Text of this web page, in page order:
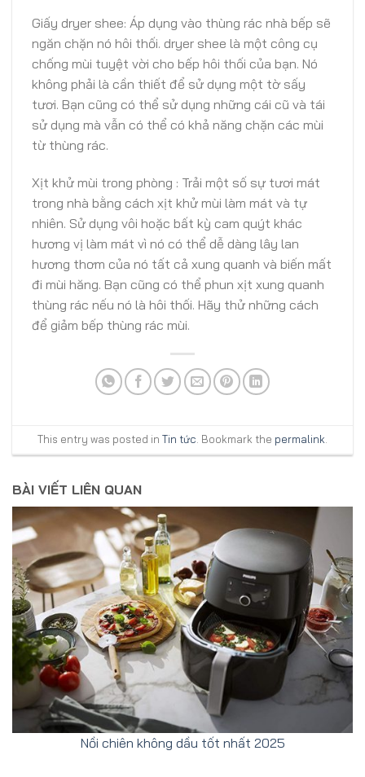
Giấy dryer shee: Áp dụng vào thùng rác nhà bếp sẽ
ngăn chặn nó hôi thối. dryer shee là một công cụ
chống mùi tuyệt vời cho bếp hôi thối của bạn. Nó
không phải là cần thiết để sử dụng một tờ sấy
tươi. Bạn cũng có thể sử dụng những cái cũ và tái
sử dụng mà vẫn có thể có khả năng chặn các mùi
từ thùng rác.
Xịt khử mùi trong phòng : Trải một số sự tươi mát
trong nhà bằng cách xịt khử mùi làm mát và tự
nhiên. Sử dụng vôi hoặc bất kỳ cam quýt khác
hương vị làm mát vì nó có thể dễ dàng lây lan
hương thơm của nó tất cả xung quanh và biến mất
đi mùi hăng. Bạn cũng có thể phun xịt xung quanh
thùng rác nếu nó là hôi thối. Hãy thử những cách
để giảm bếp thùng rác mùi.
This entry was posted in Tin tức. Bookmark the permalink.
BÀI VIẾT LIÊN QUAN
Nồi chiên không dầu tốt nhất 2025